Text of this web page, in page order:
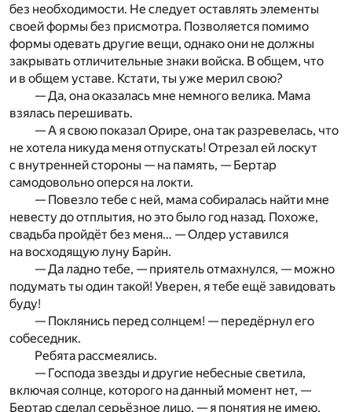
без необходимости. Не следует оставлять элементы
своей формы без присмотра. Позволяется помимо
формы одевать другие вещи, однако они не должны
закрывать отличительные знаки войска. В общем, что
и в общем уставе. Кстати, ты уже мерил свою?
— Да, она оказалась мне немного велика. Мама
взялась перешивать.
— А я свою показал Орире, она так разревелась, что
не хотела никуда меня отпускать! Отрезал ей лоскут
с внутренней стороны — на память, — Бертар
самодовольно оперся на локти.
— Повезло тебе с ней, мама собиралась найти мне
невесту до отплытия, но это было год назад. Похоже,
свадьба пройдёт без меня… — Олдер уставился
на восходящую луну Барѝн.
— Да ладно тебе, — приятель отмахнулся, — можно
подумать ты один такой! Уверен, я тебе ещё завидовать
буду!
— Поклянись перед солнцем! — передёрнул его
собеседник.
Ребята рассмеялись.
— Господа звезды и другие небесные светила,
включая солнце, которого на данный момент нет, —
Бертар сделал серьёзное лицо, — я понятия не имею,